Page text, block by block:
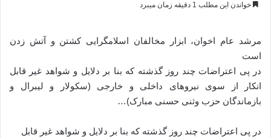
خواندن این مطلب 1 دقیقه زمان میبرد
مرشد عام اخوان، ابزار مخالفان اسلامگرایی کشتن و آتش زدن
است
در پی اعتراضات چند روز گذشته که بنا بر دلایل و شواهد غیر قابل
انکار از سوی نیروهای داخلی و خارجی (سکولار و لیبرال و
بازماندگان حزب وثنی حسنی مبارک)…
در پی اعتراضات چند روز گذشته که بنا بر دلایل و شواهد غیر قابل